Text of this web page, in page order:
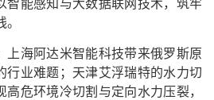
智能感知与大数据联网技术，筑牢
上海阿达米智能科技带来俄罗斯原
行业难题；天津艾浮瑞特的水力切
危环境冷切割与定向水力压裂，